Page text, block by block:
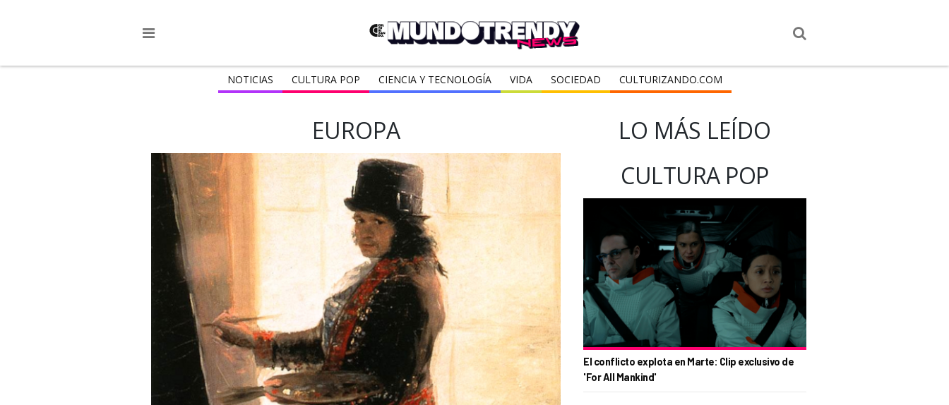
NOTICIAS CULTURA POP CIENCIA Y TECNOLOGÍA VIDA SOCIEDAD CULTURIZANDO.COM
EUROPA
LO MÁS LEÍDO
CULTURA POP
El conflicto explota en Marte: Clip exclusivo de
'For All Mankind'